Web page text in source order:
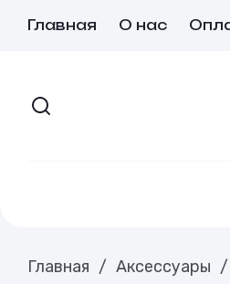
Главная О нас
Главная / Аксессуары /